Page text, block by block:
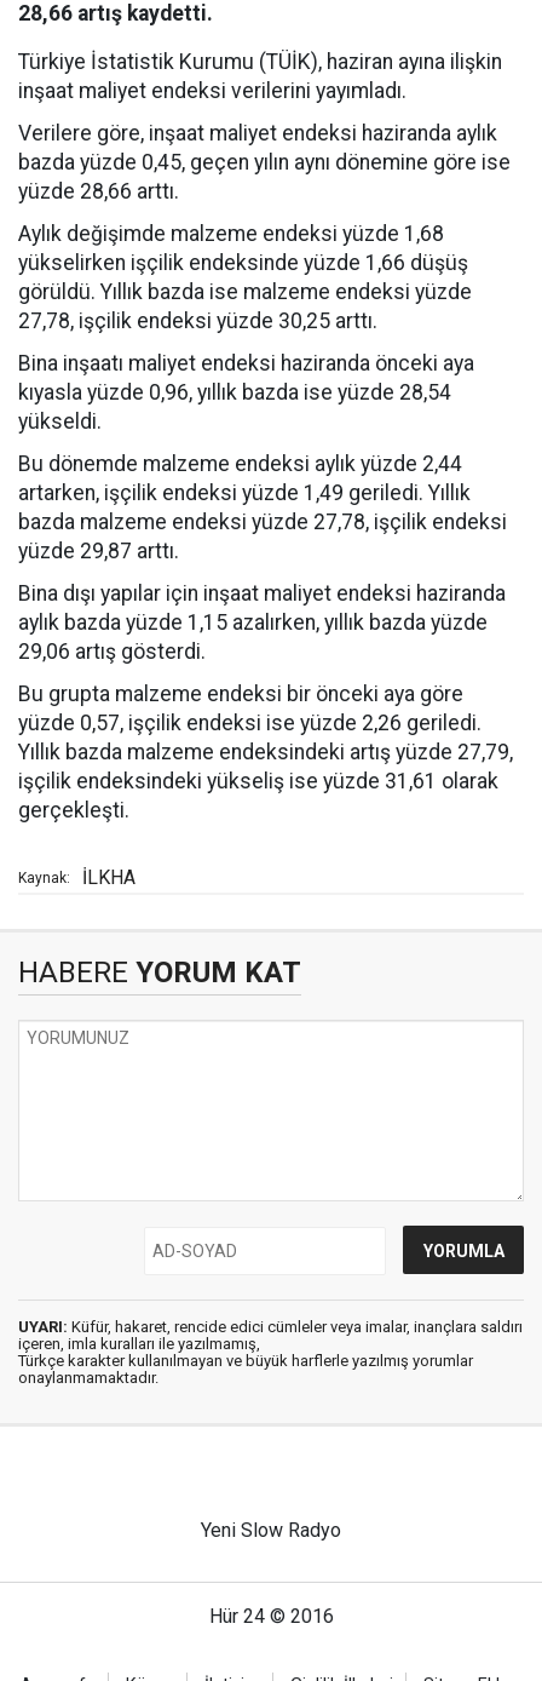
28,66 artış kaydetti.
Türkiye İstatistik Kurumu (TÜİK), haziran ayına ilişkin
inşaat maliyet endeksi verilerini yayımladı.
Verilere göre, inşaat maliyet endeksi haziranda aylık
bazda yüzde 0,45, geçen yılın aynı dönemine göre ise
yüzde 28,66 arttı.
Aylık değişimde malzeme endeksi yüzde 1,68
yükselirken işçilik endeksinde yüzde 1,66 düşüş
görüldü. Yıllık bazda ise malzeme endeksi yüzde
27,78, işçilik endeksi yüzde 30,25 arttı.
Bina inşaatı maliyet endeksi haziranda önceki aya
kıyasla yüzde 0,96, yıllık bazda ise yüzde 28,54
yükseldi.
Bu dönemde malzeme endeksi aylık yüzde 2,44
artarken, işçilik endeksi yüzde 1,49 geriledi. Yıllık
bazda malzeme endeksi yüzde 27,78, işçilik endeksi
yüzde 29,87 arttı.
Bina dışı yapılar için inşaat maliyet endeksi haziranda
aylık bazda yüzde 1,15 azalırken, yıllık bazda yüzde
29,06 artış gösterdi.
Bu grupta malzeme endeksi bir önceki aya göre
yüzde 0,57, işçilik endeksi ise yüzde 2,26 geriledi.
Yıllık bazda malzeme endeksindeki artış yüzde 27,79,
işçilik endeksindeki yükseliş ise yüzde 31,61 olarak
gerçekleşti.
Kaynak: İLKHA
HABERE YORUM KAT
UYARI: Küfür, hakaret, rencide edici cümleler veya imalar, inançlara saldırı
içeren, imla kuralları ile yazılmamış,
Türkçe karakter kullanılmayan ve büyük harflerle yazılmış yorumlar
onaylanmamaktadır.
Yeni Slow Radyo
Hür 24 © 2016